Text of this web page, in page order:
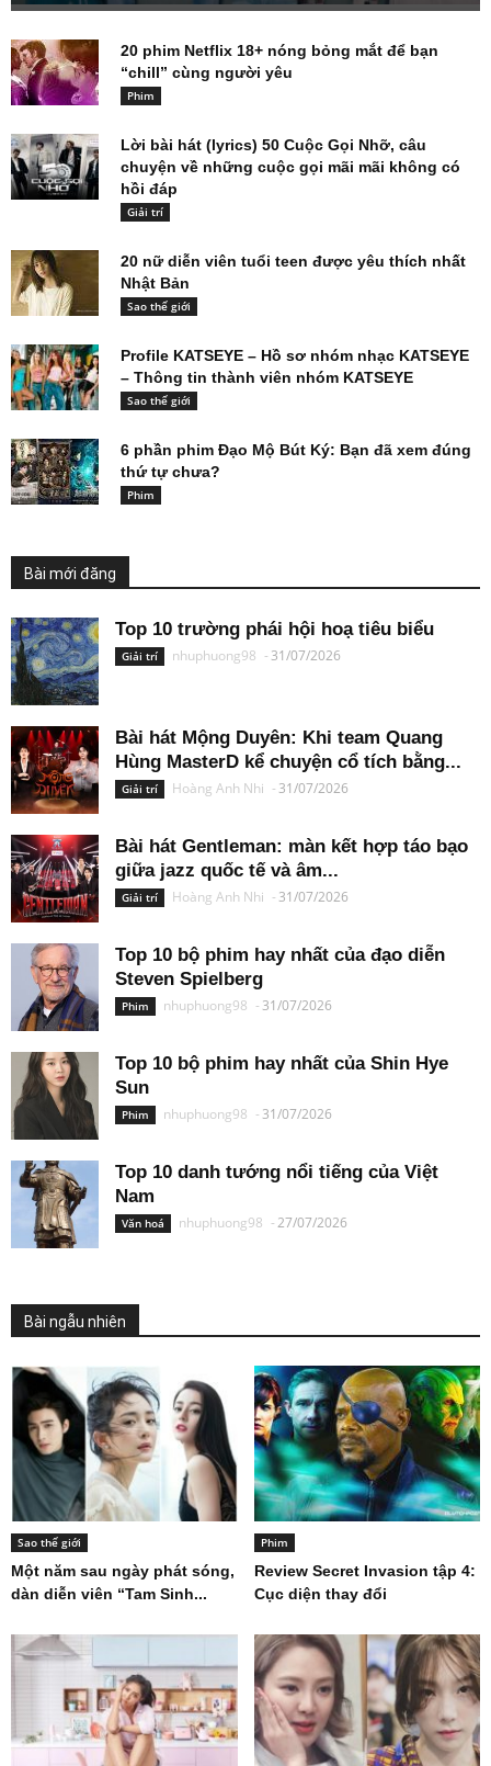
20 phim Netflix 18+ nóng bỏng mắt để bạn
“chill” cùng người yêu
Phim
Lời bài hát (lyrics) 50 Cuộc Gọi Nhỡ, câu
chuyện về những cuộc gọi mãi mãi không có
hồi đáp
Giải trí
20 nữ diễn viên tuổi teen được yêu thích nhất
Nhật Bản
Sao thế giới
Profile KATSEYE – Hồ sơ nhóm nhạc KATSEYE
– Thông tin thành viên nhóm KATSEYE
Sao thế giới
6 phần phim Đạo Mộ Bút Ký: Bạn đã xem đúng
thứ tự chưa?
Phim
Bài mới đăng
Top 10 trường phái hội hoạ tiêu biểu
Giải trí nhuphuong98 - 31/07/2026
Bài hát Mộng Duyên: Khi team Quang
Hùng MasterD kể chuyện cổ tích bằng...
Giải trí Hoàng Anh Nhi - 31/07/2026
Bài hát Gentleman: màn kết hợp táo bạo
giữa jazz quốc tế và âm...
Giải trí Hoàng Anh Nhi - 31/07/2026
Top 10 bộ phim hay nhất của đạo diễn
Steven Spielberg
Phim nhuphuong98 - 31/07/2026
Top 10 bộ phim hay nhất của Shin Hye
Sun
Phim nhuphuong98 - 31/07/2026
Top 10 danh tướng nổi tiếng của Việt
Nam
Văn hoá nhuphuong98 -27/07/2026
Bài ngẫu nhiên
Sao thế giới
Một năm sau ngày phát sóng,
dàn diễn viên “Tam Sinh...
Phim
Review Secret Invasion tập 4:
Cục diện thay đổi